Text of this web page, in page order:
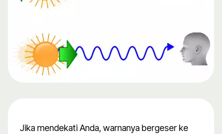
Jika mendekati Anda, warnanya bergeser ke